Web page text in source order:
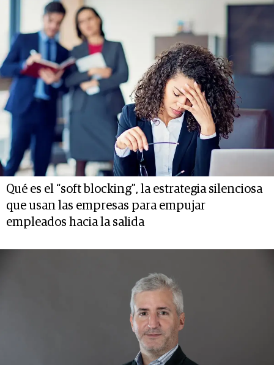
Qué es el “soft blocking”, la estrategia silenciosa
que usan las empresas para empujar
empleados hacia la salida